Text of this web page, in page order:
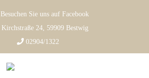
Besuchen Sie uns auf Facebook
Kirchstraße 24, 59909 Bestwig
02904/1322